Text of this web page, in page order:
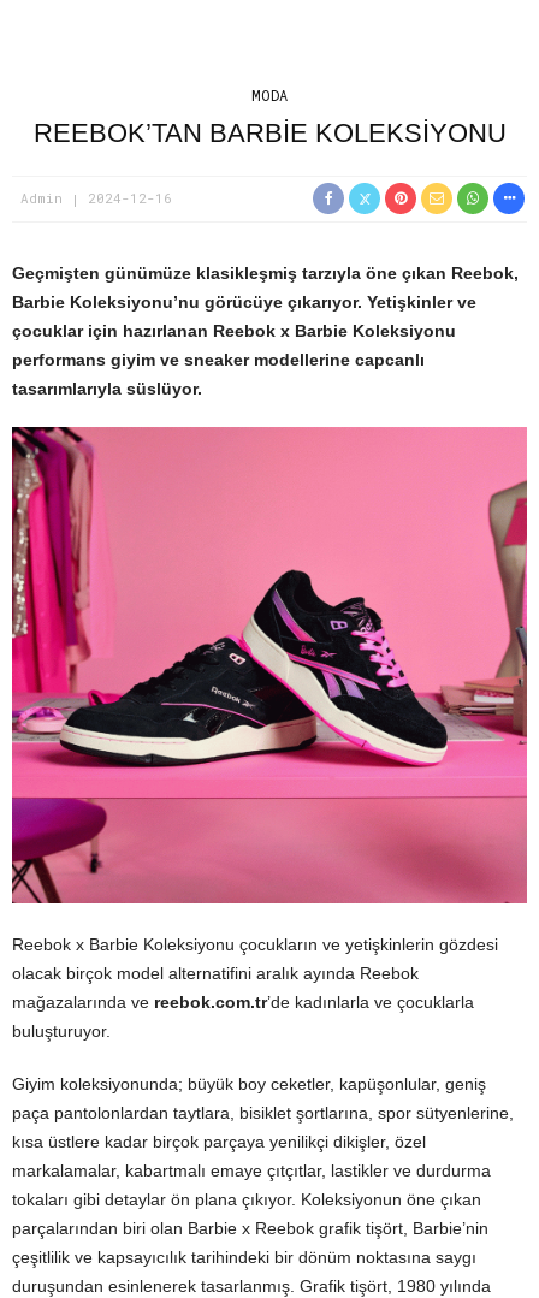
MODA
REEBOK’TAN BARBIE KOLEKSIYONU
Admin 2024-12-16
Geçmişten günümüze klasikleşmiş tarzıyla öne çıkan Reebok,
Barbie Koleksiyonu’nu görücüye çıkarıyor. Yetişkinler ve
çocuklar için hazırlanan Reebok x Barbie Koleksiyonu
performans giyim ve sneaker modellerine capcanlı
tasarımlarıyla süslüyor.
Reebok x Barbie Koleksiyonu çocukların ve yetişkinlerin gözdesi
olacak birçok model alternatifini aralık ayında Reebok
mağazalarında ve reebok.com.tr’de kadınlarla ve çocuklarla
buluşturuyor.
Giyim koleksiyonunda; büyük boy ceketler, kapüşonlular, geniş
paça pantolonlardan taytlara, bisiklet şortlarına, spor sütyenlerine,
kısa üstlere kadar birçok parçaya yenilikçi dikişler, özel
markalamalar, kabartmalı emaye çıtçıtlar, lastikler ve durdurma
tokaları gibi detaylar ön plana çıkıyor. Koleksiyonun öne çıkan
parçalarından biri olan Barbie x Reebok grafik tişört, Barbie’nin
çeşitlilik ve kapsayıcılık tarihindeki bir dönüm noktasına saygı
duruşundan esinlenerek tasarlanmış. Grafik tişört, 1980 yılında